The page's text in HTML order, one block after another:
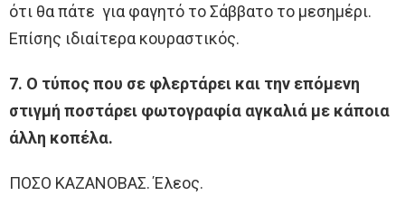
ότι θα πάτε για φαγητό το Σάββατο το μεσημέρι.
Επίσης ιδιαίτερα κουραστικός.
7. Ο τύπος που σε φλερτάρει και την επόμενη
στιγμή ποστάρει φωτογραφία αγκαλιά με κάποια
άλλη κοπέλα.
ΠΟΣΟ ΚΑΖΑΝΟΒΑΣ. Έλεος.